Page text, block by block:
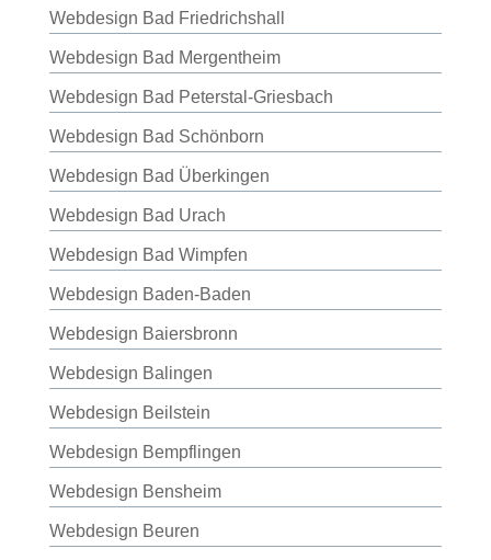
Webdesign Bad Friedrichshall
Webdesign Bad Mergentheim
Webdesign Bad Peterstal-Griesbach
Webdesign Bad Schönborn
Webdesign Bad Überkingen
Webdesign Bad Urach
Webdesign Bad Wimpfen
Webdesign Baden-Baden
Webdesign Baiersbronn
Webdesign Balingen
Webdesign Beilstein
Webdesign Bempflingen
Webdesign Bensheim
Webdesign Beuren